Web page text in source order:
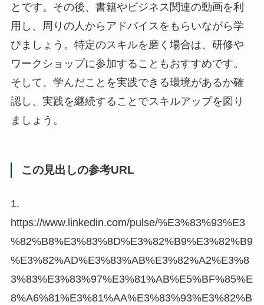
とです。その後、書籍やビジネス関連の動画を利
用し、周りの人からアドバイスをもらいながら学
びましょう。特定のスキルを磨く場合は、研修や
ワークショップに参加することもおすすめです。
そして、学んだことを実践できる環境があるか確
認し、実践を継続することでスキルアップを図り
ましょう。
この見出しの参考URL
1.
https://www.linkedin.com/pulse/%E3%83%93%E3
%82%B8%E3%83%8D%E3%82%B9%E3%82%B9
%E3%82%AD%E3%83%AB%E3%82%A2%E3%8
3%83%E3%83%97%E3%81%AB%E5%BF%85%E
8%A6%81%E3%81%AA%E3%83%93%E3%82%B